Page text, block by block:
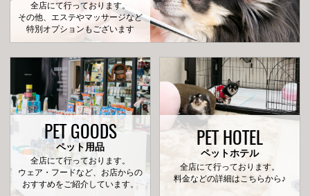
全店にて行っております。
その他、エステやマッサージなど
特別オプションもございます
PET GOODS
ペット用品
全店にて行っております。
ウェア・フードなど、お店からの
おすすめをご紹介しています。
PET HOTEL
ペットホテル
全店にて行っております。
料金などの詳細はこちらから♪